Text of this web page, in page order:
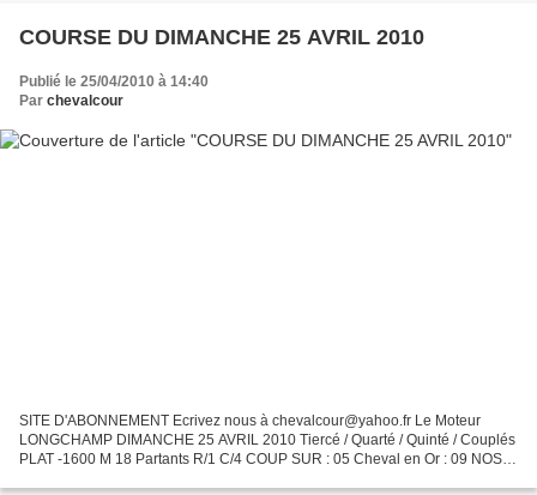
COURSE DU DIMANCHE 25 AVRIL 2010
Publié le 25/04/2010 à 14:40
Par chevalcour
SITE D'ABONNEMENT Ecrivez nous à chevalcour@yahoo.fr Le Moteur
LONGCHAMP DIMANCHE 25 AVRIL 2010 Tiercé / Quarté / Quinté / Couplés
PLAT -1600 M 18 Partants R/1 C/4 COUP SUR : 05 Cheval en Or : 09 NOS